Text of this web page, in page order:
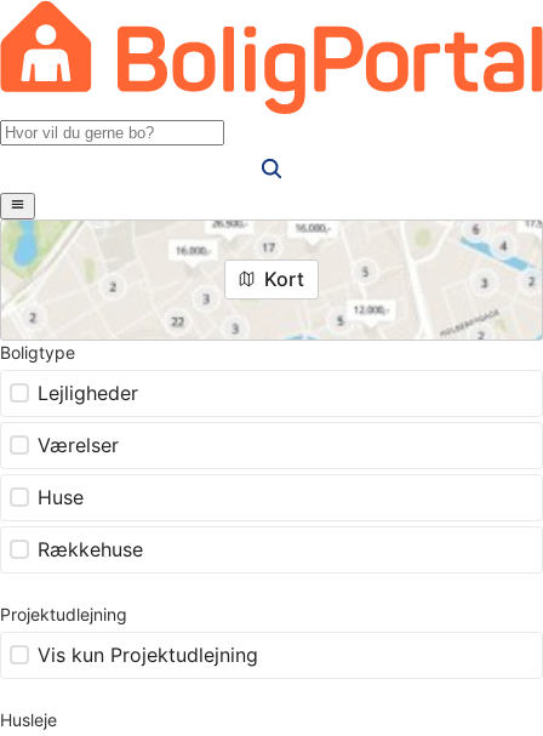
Kort
Boligtype
Lejligheder
Værelser
Huse
Rækkehuse
Projektudlejning
Vis kun Projektudlejning
Husleje